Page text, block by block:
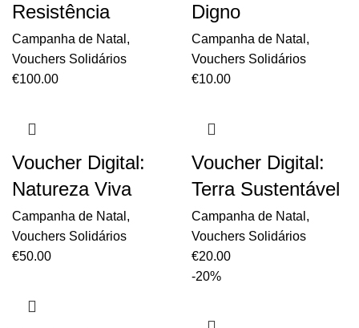
Resistência
Campanha de Natal ,
Vouchers Solidários
€100.00
Digno
Campanha de Natal ,
Vouchers Solidários
€10.00
Voucher Digital:
Natureza Viva
Campanha de Natal ,
Vouchers Solidários
€50.00
Voucher Digital:
Terra Sustentável
Campanha de Natal ,
Vouchers Solidários
€20.00
-20%